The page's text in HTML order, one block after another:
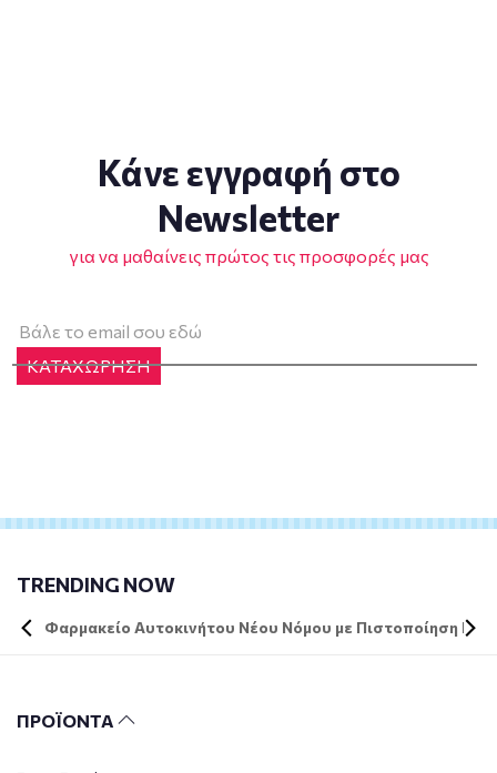
Κάνε εγγραφή στο
Newsletter
για να μαθαίνεις πρώτος τις προσφορές μας
ΚΑΤΑΧΩΡΗΣΗ
TRENDING NOW
Φαρμακείο Αυτοκινήτου Νέου Νόμου με Πιστοποίηση DIN
ΠΡΟΪΟΝΤΑ